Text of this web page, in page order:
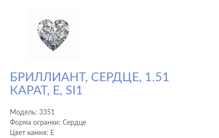
БРИЛЛИАНТ, СЕРДЦЕ, 1.51
КАРАТ, E, SI1
Модель: 3351
Форма огранки: Сердце
Цвет камня: E